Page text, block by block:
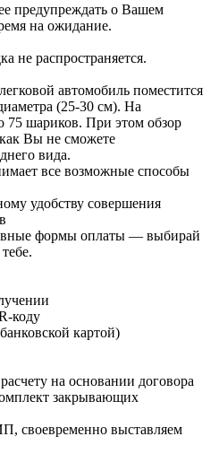
предупреждать о Вашем
на ожидание.
не распространяется.
автомобиль поместится
(25-30 см). На
75 шариков. При этом обзор
как Вы не сможете
вида.
все возможные способы
удобству совершения
формы оплаты — выбирай
коду
картой)
на основании договора
закрывающих
своевременно выставляем